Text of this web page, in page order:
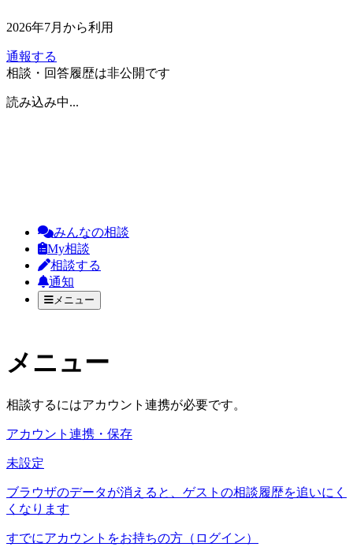
2026年7月 から利用
通報する
相談・回答履歴は非公開です
読み込み中...
みんなの相談
My相談
相談する
通知
メニュー
メニュー
相談するにはアカウント連携が必要です。
アカウント連携・保存
未設定
ブラウザのデータが消えると、ゲストの相談履歴を追いにく
くなります
すでにアカウントをお持ちの方（ログイン）